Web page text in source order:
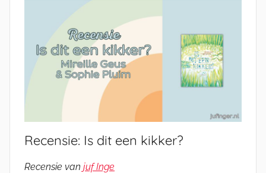
Recensie: Is dit een kikker?
Recensie van juf Inge